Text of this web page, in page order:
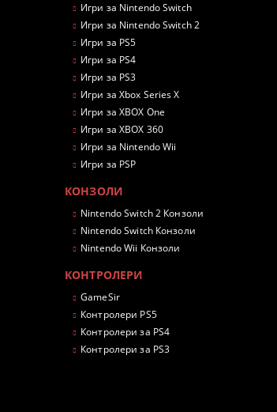
Игри за Nintendo Switch
Игри за Nintendo Switch 2
Игри за PS5
Игри за PS4
Игри за PS3
Игри за Xbox Series X
Игри за XBOX One
Игри за XBOX 360
Игри за Nintendo Wii
Игри за PSP
КОНЗОЛИ
Nintendo Switch 2 Конзоли
Nintendo Switch Конзоли
Nintendo Wii Конзоли
КОНТРОЛЕРИ
GameSir
Контролери PS5
Контролери за PS4
Контролери за PS3